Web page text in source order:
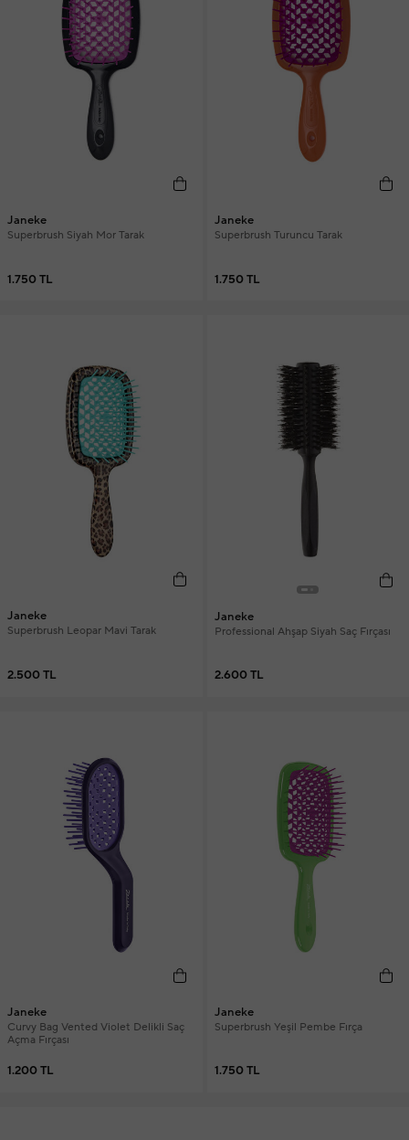
Janeke
Superbrush Siyah Mor Tarak
1.750 TL
Janeke
Superbrush Turuncu Tarak
1.750 TL
Janeke
Superbrush Leopar Mavi Tarak
2.500 TL
Janeke
Professional Ahşap Siyah Saç Fırçası
2.600 TL
Janeke
Curvy Bag Vented Violet Delikli Saç
Açma Fırçası
1.200 TL
Janeke
Superbrush Yeşil Pembe Fırça
1.750 TL